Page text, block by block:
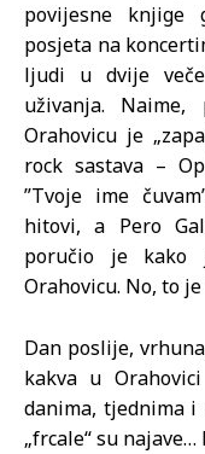
povijesne knjige
posjeta na
ljudi u dvije
uživanja.
Orahovicu je
rock sastava –
”Tvoje ime
hitovi, a Pero
poručio je kako
Orahovicu. No, to
Dan poslije,
kakva u
danima, tjednima i
„frcale“ su